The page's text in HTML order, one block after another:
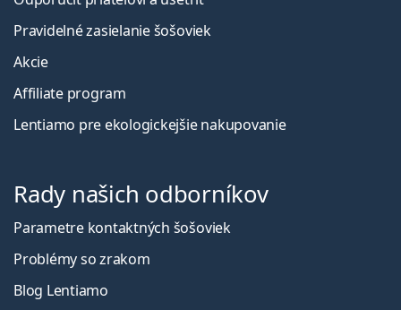
Pravidelné zasielanie šošoviek
Akcie
Affiliate program
Lentiamo pre ekologickejšie nakupovanie
Rady našich odborníkov
Parametre kontaktných šošoviek
Problémy so zrakom
Blog Lentiamo